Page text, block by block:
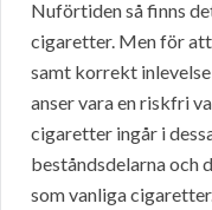
Nuförtiden så finns
cigaretter. Men för
samt korrekt
anser vara en riskfri
cigaretter ingår i
beståndsdelarna och
som vanliga